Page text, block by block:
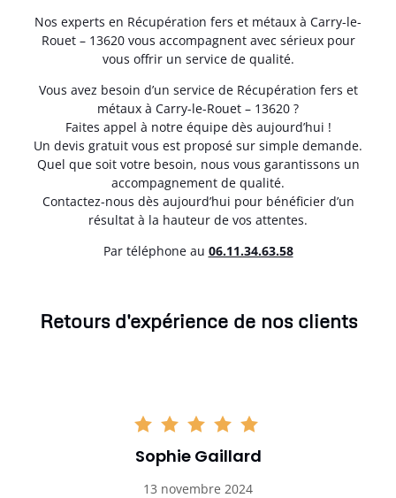
Nos experts en Récupération fers et métaux à Carry-le-
Rouet – 13620 vous accompagnent avec sérieux pour
vous offrir un service de qualité.
Vous avez besoin d’un service de Récupération fers et
métaux à Carry-le-Rouet – 13620 ?
Faites appel à notre équipe dès aujourd’hui !
Un devis gratuit vous est proposé sur simple demande.
Quel que soit votre besoin, nous vous garantissons un
accompagnement de qualité.
Contactez-nous dès aujourd’hui pour bénéficier d’un
résultat à la hauteur de vos attentes.
Par téléphone au 06.11.34.63.58
Retours d'expérience de nos clients
Sophie Gaillard
13 novembre 2024